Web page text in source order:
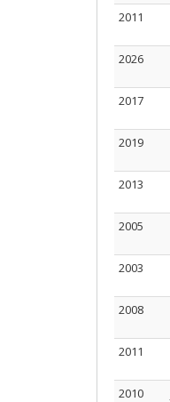
2011
2026
2017
2019
2013
2005
2003
2008
2011
2010